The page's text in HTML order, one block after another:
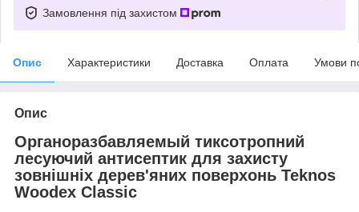
Замовлення під захистом
Опис Характеристики Доставка Оплата Умови
Опис
Органоразбавляемый тиксотропний
лесуючий антисептик для захисту
зовнішніх дерев'яних поверхонь Teknos
Woodex Classic